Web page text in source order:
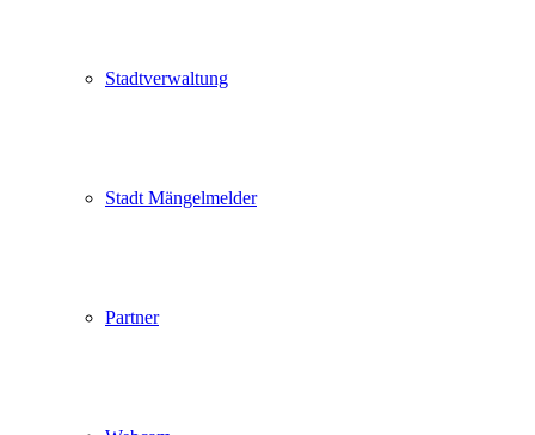
Stadtverwaltung
Stadt Mängelmelder
Partner